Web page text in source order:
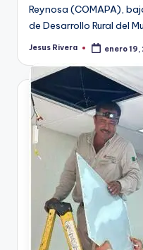
Reynosa (COMAPA),
de Desarrollo Rural del
Publicado
Jesus Rivera enero 19,